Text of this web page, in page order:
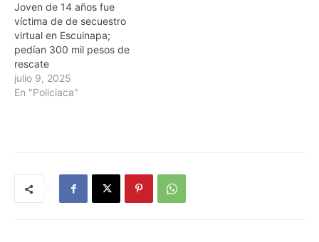
Joven de 14 años fue
víctima de de secuestro
virtual en Escuinapa;
pedían 300 mil pesos de
rescate
julio 9, 2025
En "Policiaca"